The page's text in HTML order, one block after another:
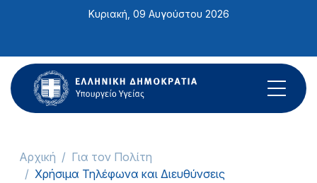
ιστότοπος
περιλαμβάνει
ένα
σύστημα
Κυριακή, 09 Αυγούστου 2026
Αρχική
Για τον Πολίτη
Χρήσιμα Τηλέφωνα και Διευθύνσεις